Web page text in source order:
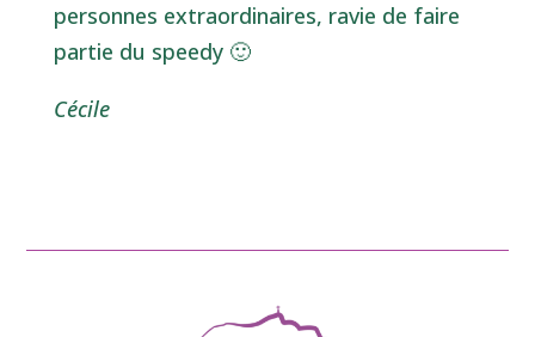
personnes extraordinaires, ravie de faire
partie du speedy 🙂
Cécile